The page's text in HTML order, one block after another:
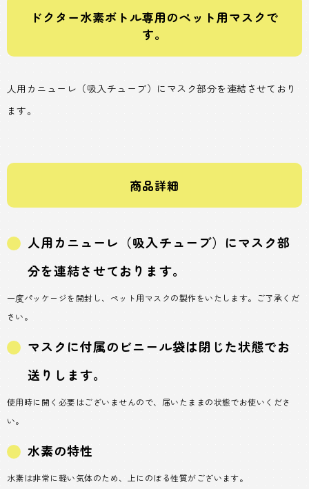
ドクター水素ボトル専用のペット用マスクで
す。
人用カニューレ（吸入チューブ）にマスク部分を連結させており
ます。
商品詳細
人用カニューレ（吸入チューブ）にマスク部
分を連結させております。
一度パッケージを開封し、ペット用マスクの製作をいたします。ご了承くだ
さい。
マスクに付属のビニール袋は閉じた状態でお
送りします。
使用時に開く必要はございませんので、届いたままの状態でお使いくださ
い。
水素の特性
水素は非常に軽い気体のため、上にのぼる性質がございます。